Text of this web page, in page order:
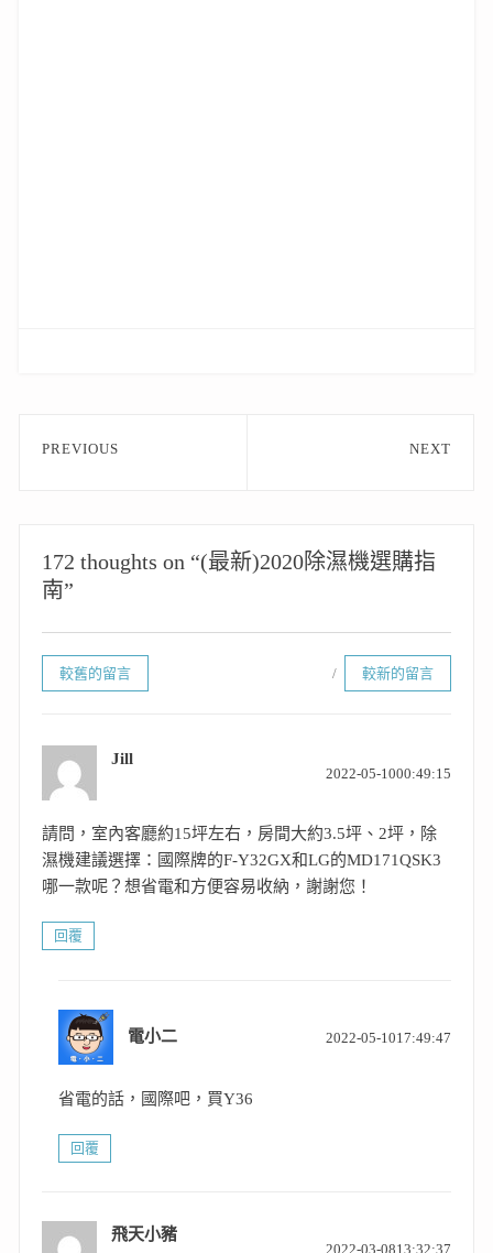
文
PREVIOUS NEXT
172 thoughts on “(最新)2020除濕機選購指
南”
留
言
覽
較舊的留言 較新的留言
Jill
2022-05-1000:49:15
請問，室內客廳約15坪左右，房間大約3.5坪、2坪，除
濕機建議選擇：國際牌的F-Y32GX和LG的MD171QSK3
哪一款呢？想省電和方便容易收納，謝謝您！
回覆
電小二 2022-05-1017:49:47
省電的話，國際吧，買Y36
回覆
飛天小豬
2022-03-0813:32:37